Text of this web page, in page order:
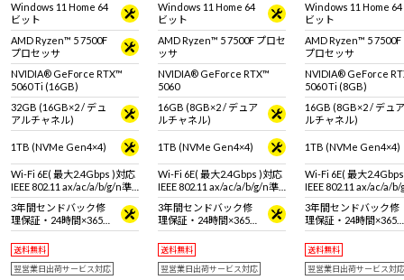
リエイターに向けたミニタ
ワー型デスクトップPC
Windows 11 Home 64
ビット
AMD Ryzen™ 5 7500F
プロセッサ
NVIDIA® GeForce RTX™
5060 Ti (16GB)
32GB (16GB×2 / デュ
アルチャネル)
1TB (NVMe Gen4×4)
Wi-Fi 6E( 最大2.4Gbps )対応
IEEE 802.11 ax/ac/a/b/g/n準
拠 ＋ Bluetooth 5内蔵
3年間センドバック修
理保証・24時間×365
日電話サポート
送料無料
翌営業日出荷サービス対応
ンガ・イラスト制作や動画
編集などにおすすめなミニ
タワー型デスクトップPC
Windows 11 Home 64
ビット
AMD Ryzen™ 5 7500F プロセ
ッサ
NVIDIA® GeForce RTX™
5060
16GB (8GB×2 / デュア
ルチャネル)
1TB (NVMe Gen4×4)
Wi-Fi 6E( 最大2.4Gbps )対応
IEEE 802.11 ax/ac/a/b/g/n準
拠 ＋ Bluetooth 5内蔵
3年間センドバック修
理保証・24時間×365
日電話サポート
送料無料
翌営業日出荷サービス対応
用途におすすめなデ
ップPC
Windows 11 Home 64
ビット
AMD Ryzen™ 5 7500F
プロセッサ
NVIDIA® GeForce
5060 Ti (8GB)
16GB (8GB×2 / デュア
ルチャネル)
1TB (NVMe Gen4×4)
Wi-Fi 6E( 最大
IEEE 802.11 ax/ac/a/
拠 ＋ Bluetooth 5内蔵
3年間センドバック修
理保証・24時間×365
日電話サポート
送料無料
翌営業日出荷サービス対応